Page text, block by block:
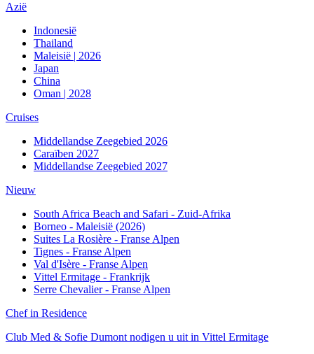
Azië
Indonesië
Thailand
Maleisië | 2026
Japan
China
Oman | 2028
Cruises
Middellandse Zeegebied 2026
Caraïben 2027
Middellandse Zeegebied 2027
Nieuw
South Africa Beach and Safari - Zuid-Afrika
Borneo - Maleisië (2026)
Suites La Rosière - Franse Alpen
Tignes - Franse Alpen
Val d'Isère - Franse Alpen
Vittel Ermitage - Frankrijk
Serre Chevalier - Franse Alpen
Chef in Residence
Club Med & Sofie Dumont nodigen u uit in Vittel Ermitage